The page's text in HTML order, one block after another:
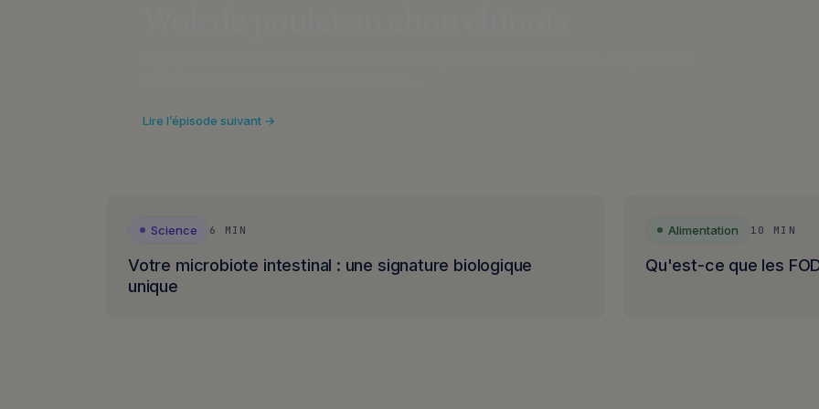
Lire l’épisode suivant →
Science 6 MIN
Votre microbiote intestinal : une signature biologique
unique
Alimentation 10 MIN
Qu'est-ce que les